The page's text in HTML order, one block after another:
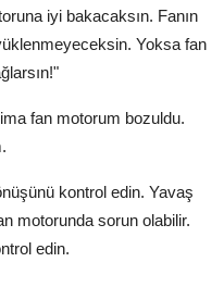
iyi bakacaksın. Fanın
Yoksa fan
fan motorum bozuldu.
kontrol edin. Yavaş
motorunda sorun olabilir.
edin.